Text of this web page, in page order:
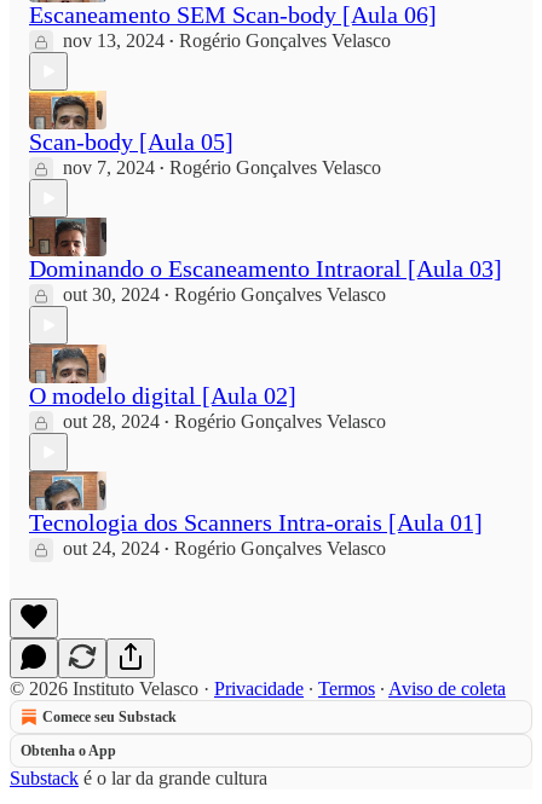
Escaneamento SEM Scan-body [Aula 06]
nov 13, 2024 • Rogério Gonçalves Velasco
Scan-body [Aula 05]
nov 7, 2024 • Rogério Gonçalves Velasco
Dominando o Escaneamento Intraoral [Aula 03]
out 30, 2024 • Rogério Gonçalves Velasco
O modelo digital [Aula 02]
out 28, 2024 • Rogério Gonçalves Velasco
Tecnologia dos Scanners Intra-orais [Aula 01]
out 24, 2024 • Rogério Gonçalves Velasco
© 2026 Instituto Velasco · Privacidade ∙ Termos ∙ Aviso de coleta
Comece seu Substack
Obtenha o App
Substack é o lar da grande cultura